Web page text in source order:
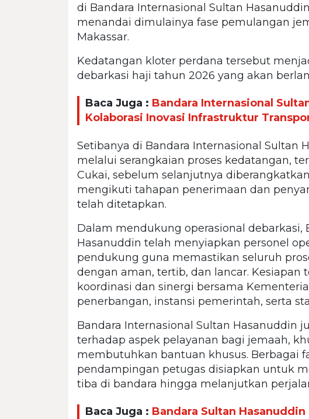
di Bandara Internasional Sultan
menandai dimulainya fase pemulangan
Makassar.
Kedatangan kloter perdana tersebut
debarkasi haji tahun 2026 yang akan
Baca Juga : Bandara Internasional
Kolaborasi Inovasi Infrastruktur
Setibanya di Bandara Internasional Sultan
melalui serangkaian proses kedatangan,
Cukai, sebelum selanjutnya
mengikuti tahapan penerimaan dan
telah ditetapkan.
Dalam mendukung operasional debarkasi,
Hasanuddin telah menyiapkan personel
pendukung guna memastikan seluruh
dengan aman, tertib, dan lancar.
koordinasi dan sinergi bersama
penerbangan, instansi pemerintah, serta
Bandara Internasional Sultan Hasanuddin
terhadap aspek pelayanan bagi jemaah,
membutuhkan bantuan khusus. Berbagai
pendampingan petugas disiapkan untuk
tiba di bandara hingga melanjutkan
Baca Juga : Bandara Sultan